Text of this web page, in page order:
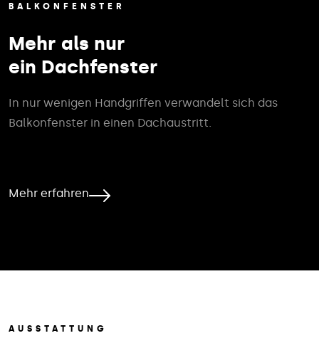
BALKONFENSTER
Mehr als nur
ein Dachfenster
In nur wenigen Handgriffen verwandelt sich das
Balkonfenster in einen Dachaustritt.
Mehr erfahren
AUSSTATTUNG